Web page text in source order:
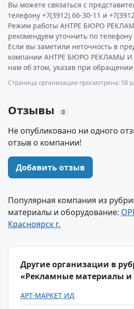
Вы можете связаться с
телефону +7(3912) 66-30-11 и
Режим работы АНТРЕ БЮРО
рекомендуем уточнить по телефону
Если вы заметили неточность в
компании АНТРЕ БЮРО РЕКЛАМЫ
нам об этом, указав при
Страница организации просмотрена: 58
Отзывы 0
Не опубликовано ни одного
отзыв о компании!
Добавить отзыв
Популярная компания из
материалы и оборудование:
Красноярск г.
Другие организации в
«Рекламные материалы и
АРТ-МАРКЕТ ИД